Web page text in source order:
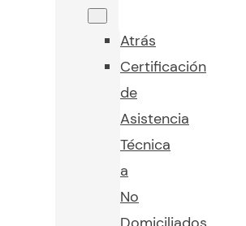
Atrás
Certificación
de
Asistencia
Técnica
a
No